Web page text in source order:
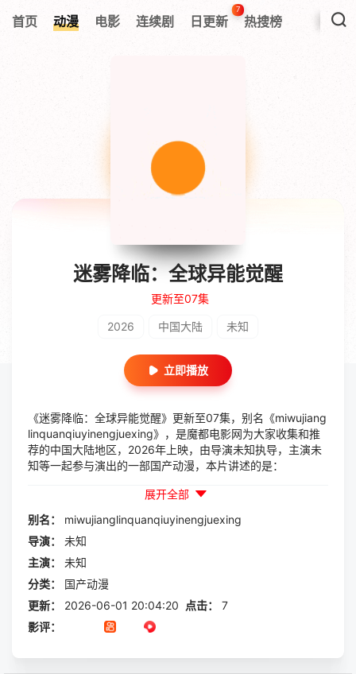
首页 动漫 电影 连续剧 日更新
7
热搜榜
迷雾降临：全球异能觉醒
更新至07集
2026 中国大陆 未知
立即播放
《迷雾降临：全球异能觉醒》更新至07集，别名《miwujiang
linquanqiuyinengjuexing》，是魔都电影网为大家收集和推
荐的中国大陆地区，2026年上映，由导演未知执导，主演未
知等一起参与演出的一部国产动漫，本片讲述的是：
展开全部
别名：
miwujianglinquanqiuyinengjuexing
导演：
未知
主演：
未知
分类：
国产动漫
更新：
2026-06-01 20:04:20 点击：
7
影评：